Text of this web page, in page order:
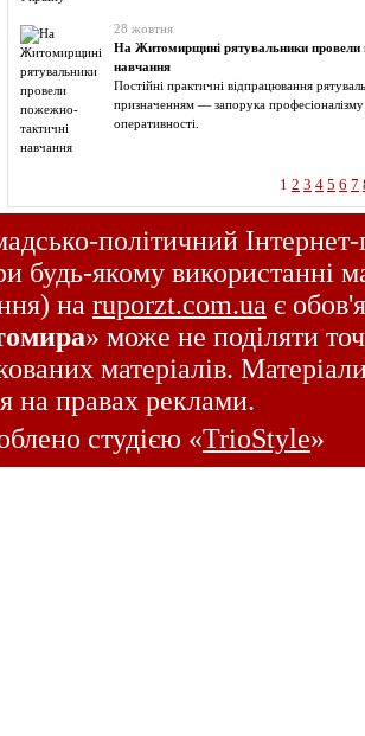
28 жовтня
На Житомирщині рятувальники провели
навчання
Постійні практичні відпрацювання
призначенням — запорука професіоналізму
оперативності.
1 2 3 4 5 6 7
політичний
будь-якому використанні
на ruporzt.com.ua є
» може не поділяти
матеріалів.
на правах реклами.
студією «TrioStyle»